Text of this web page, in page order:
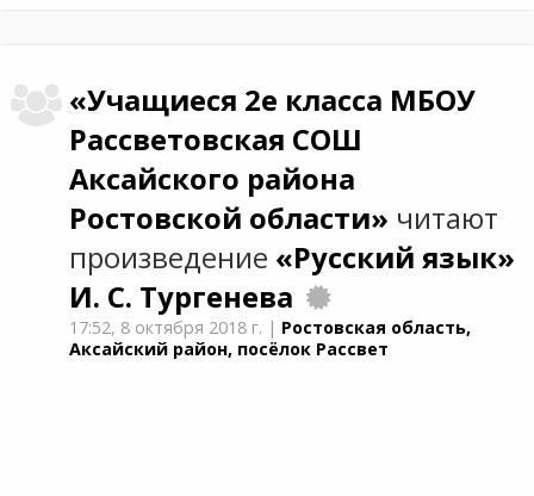
«Учащиеся 2е класса МБОУ
Рассветовская СОШ
Аксайского района
Ростовской области» читают
произведение «Русский язык»
И. С. Тургенева
17:52, 8 октября 2018 г. | Ростовская область,
Аксайский район, посёлок Рассвет